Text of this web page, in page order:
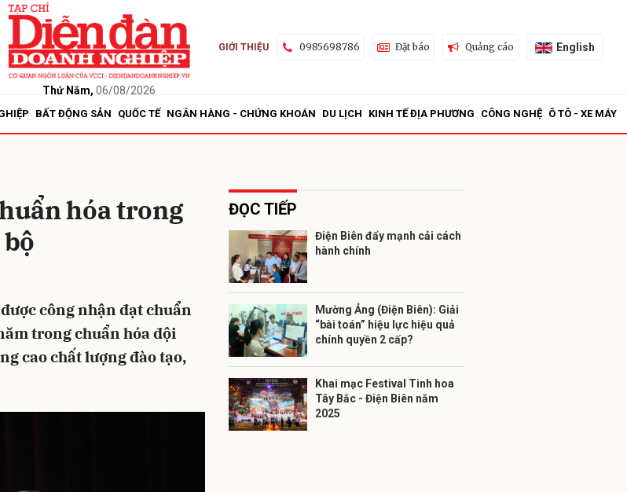
Thứ Năm, 06/08/2026
GIỚI THIỆU 0985698786 Đặt báo Quảng cáo English
BẤT ĐỘNG SẢN QUỐC TẾ NGÂN HÀNG - CHỨNG KHOÁN DU LỊCH KINH TẾ ĐỊA PHƯƠNG CÔNG NGHỆ Ô TÔ - XE MÁY
hóa trong
công nhận đạt chuẩn
trong chuẩn hóa đội
cao chất lượng đào tạo,
ĐỌC TIẾP
Điện Biên đẩy mạnh cải cách
hành chính
Mường Ảng (Điện Biên): Giải
“bài toán” hiệu lực hiệu quả
chính quyền 2 cấp?
Khai mạc Festival Tinh hoa
Tây Bắc - Điện Biên năm
2025
Gửi